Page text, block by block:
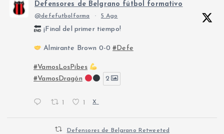
Defensores de Belgrano fútbol formativo
@defefutbolforma · 5 Ago
¡Final del primer tiempo!
Almirante Brown 0-0#Defe
#VamosLosPibes
#VamosDragón
2
1 1 X
Defensores de Belgrano Retweeted